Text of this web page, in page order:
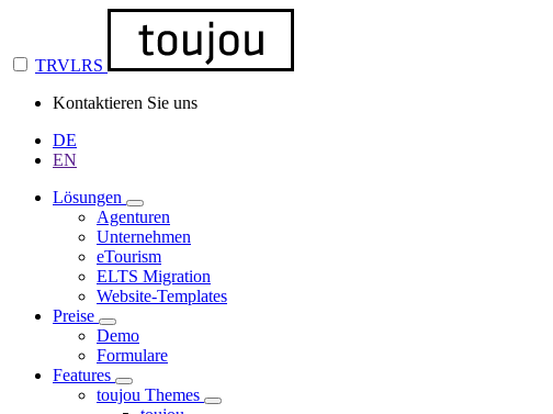
TRVLRS
Kontaktieren Sie uns
DE
EN
Lösungen
Agenturen
Unternehmen
eTourism
ELTS Migration
Website-Templates
Preise
Demo
Formulare
Features
toujou Themes